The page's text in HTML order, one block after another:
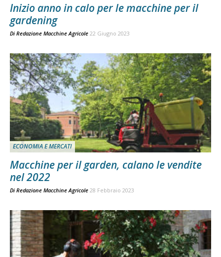
Inizio anno in calo per le macchine per il
gardening
Di Redazione Macchine Agricole 22 Giugno 2023
ECONOMIA E MERCATI
Macchine per il garden, calano le vendite
nel 2022
Di Redazione Macchine Agricole 28 Febbraio 2023